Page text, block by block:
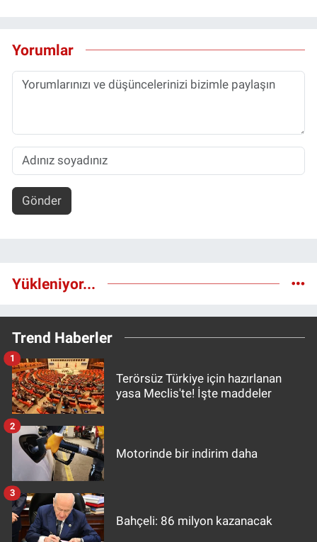
Yorumlar
Gönder
Yükleniyor...
Trend Haberler
Terörsüz Türkiye için hazırlanan
yasa Meclis'te! İşte maddeler
1
Motorinde bir indirim daha
2
Bahçeli: 86 milyon kazanacak
3